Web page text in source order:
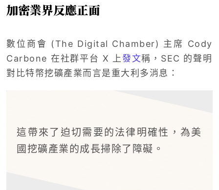
加密業界反應正面
數位商會 (The Digital Chamber) 主席 Cody
Carbone 在社群平台 X 上發文稱，SEC 的聲明
對比特幣挖礦產業而言是重大利多消息：
這帶來了迫切需要的法律明確性，為美
國挖礦產業的成長掃除了障礙。